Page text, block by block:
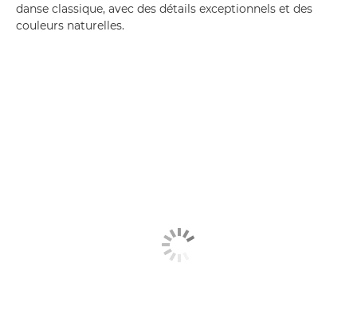
danse classique, avec des détails exceptionnels et des
couleurs naturelles.